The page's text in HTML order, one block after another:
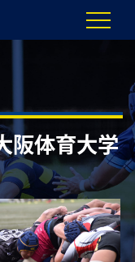
体育大学